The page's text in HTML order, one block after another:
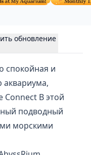
обновление
спокойная и
аквариума,
Connect В этой
подводный
морскими